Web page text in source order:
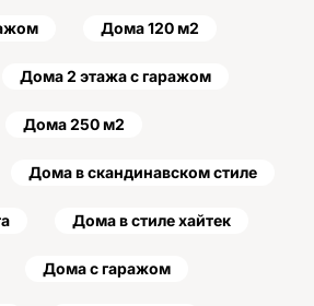
Дома 120 м2
Дома 2 этажа с гаражом
Дома 250 м2
Дома в скандинавском стиле
Дома в стиле хайтек
Дома с гаражом